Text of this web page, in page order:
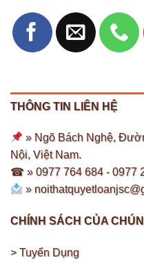
THÔNG TIN LIÊN HỆ
» Ngõ Bách Nghệ,
Nội, Việt Nam.
☎ » 0977 764 684 -0977
»
CHÍNH SÁCH CỦA
> Tuyển Dụng